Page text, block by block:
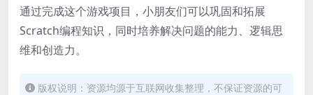
通过完成这个游戏项目，小朋友们可以巩固和拓展
Scratch编程知识，同时培养解决问题的能力、逻辑思
维和创造力。
版权说明：资源均源于互联网收集整理，不保证资源的可